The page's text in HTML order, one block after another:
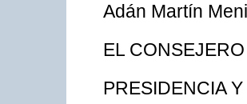
Adán Martín
EL
PRESIDENCIA